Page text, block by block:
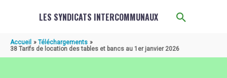
LES SYNDICATS INTERCOMMUNAUX
Accueil
Téléchargements
38 Tarifs de location des tables et bancs au 1er janvier 2026